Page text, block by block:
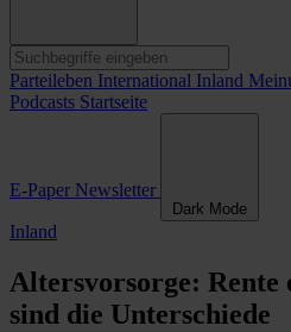
Parteileben International Inland
Podcasts Startseite
E-Paper Newsletter
Dark Mode
Inland
Altersvorsorge: Rente
sind die Unterschiede